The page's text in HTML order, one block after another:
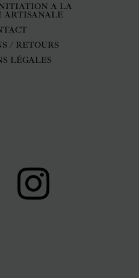
A LA
ARTISANALE
/ RETOURS
LÉGALES